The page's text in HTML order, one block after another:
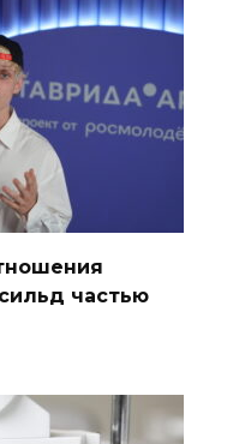
частью